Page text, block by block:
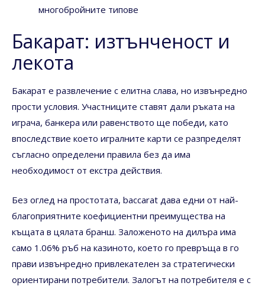
многобройните типове
Бакарат: изтънченост и
лекота
Бакарат е развлечение с елитна слава, но извънредно
прости условия. Участниците ставят дали ръката на
играча, банкера или равенството ще победи, като
впоследствие което игралните карти се разпределят
съгласно определени правила без да има
необходимост от екстра действия.
Без оглед на простотата, baccarat дава едни от най-
благоприятните коефициентни преимущества на
къщата в цялата бранш. Заложеното на дилъра има
само 1.06% ръб на казиното, което го превръща в го
прави извънредно привлекателен за стратегически
ориентирани потребители. Залогът на потребителя е с